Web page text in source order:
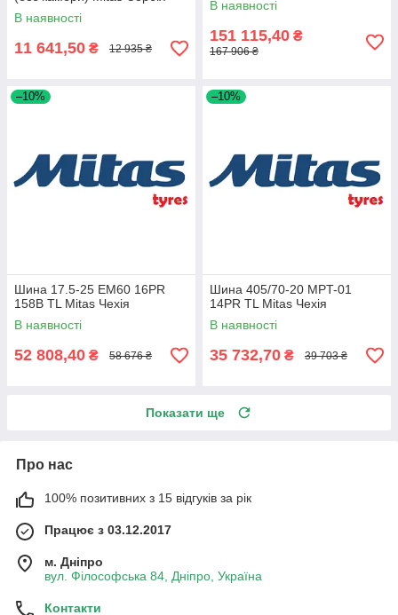
В наявності
11 641,50 ₴ 12 935 ₴
В наявності
151 115,40 ₴
167 906 ₴
–10%
Шина 17.5-25 EM60 16PR
158B TL Mitas Чехія
В наявності
52 808,40 ₴ 58 676 ₴
–10%
Шина 405/70-20 MPT-01
14PR TL Mitas Чехія
В наявності
35 732,70 ₴ 39 703 ₴
Показати ще
Про нас
100% позитивних з 15 відгуків за рік
Працює з 03.12.2017
м. Дніпро
вул. Філософська 84, Дніпро, Україна
Контакти